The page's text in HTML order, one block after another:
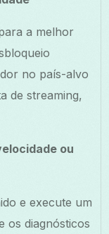
a melhor
no país-alvo
de streaming,
ou
e execute um
os diagnósticos